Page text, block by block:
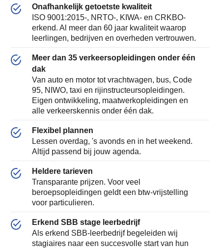
Onafhankelijk getoetste kwaliteit
ISO 9001:2015-, NRTO-, KIWA- en CRKBO-
erkend. Al meer dan 60 jaar kwaliteit waarop
leerlingen, bedrijven en overheden vertrouwen.
Meer dan 35 verkeersopleidingen onder één
dak
Van auto en motor tot vrachtwagen, bus, Code
95, NIWO, taxi en rijinstructeursopleidingen.
Eigen ontwikkeling, maatwerkopleidingen en
alle verkeerskennis onder één dak.
Flexibel plannen
Lessen overdag, 's avonds en in het weekend.
Altijd passend bij jouw agenda.
Heldere tarieven
Transparante prijzen. Voor veel
beroepsopleidingen geldt een btw-vrijstelling
voor particulieren.
Erkend SBB stage leerbedrijf
Als erkend SBB-leerbedrijf begeleiden wij
stagiaires naar een succesvolle start van hun